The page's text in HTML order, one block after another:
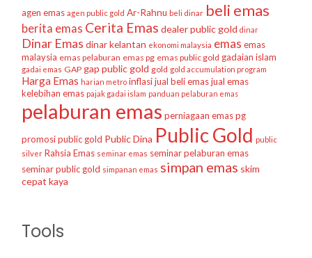
agen emas agen public gold Ar-Rahnu beli dinar beli emas
berita emas Cerita Emas dealer public gold dinar
Dinar Emas dinar kelantan ekonomi malaysia emas emas
malaysia emas pelaburan emas pg emas public gold gadaian islam
gadai emas GAP gap public gold gold gold accumulation program
Harga Emas harian metro inflasijual beli emasjual emas
kelebihan emas pajak gadai islam panduan pelaburan emas
pelaburan emas perniagaan emaspg
promosi public gold Public Dina Public Gold public
silver Rahsia Emas seminar emas seminar pelaburan emas
seminar public gold simpanan emas simpan emas skim
cepat kaya
Tools